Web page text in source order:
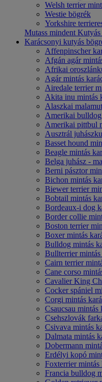
Welsh terrier
Westie bögrék
Yorkshire
Mutass mindent
Karácsonyi kutyás
Affenpinscher
Afgán agár
Afrikai
Agár mintás
Airedale terrier
Akita inu mintás
Alaszkai
Amerikai
Amerikai pittbul
Ausztrál
Basset hound
Beagle mintás
Belga juhász -
Berni pásztor
Bichon mintás
Biewer terrier
Bobtail mintás
Bordeaux-i dog
Border collie
Boston terrier
Boxer mintás
Bulldog mintás
Bullterrier
Cairn terrier
Cane corso
Cavalier King
Cocker spániel
Corgi mintás
Csaucsau
Csehszlovák
Csivava mintás
Dalmata mintás
Dobermann
Erdélyi kopó
Foxterrier
Francia bulldog